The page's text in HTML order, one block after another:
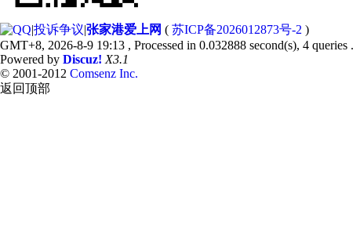
|投诉争议|张家港爱上网 ( 苏ICP备2026012873号-2 )
GMT+8, 2026-8-9 19:13 , Processed in 0.032888 second(s), 4 queries .
Powered by Discuz! X3.1
© 2001-2012 Comsenz Inc.
返回顶部